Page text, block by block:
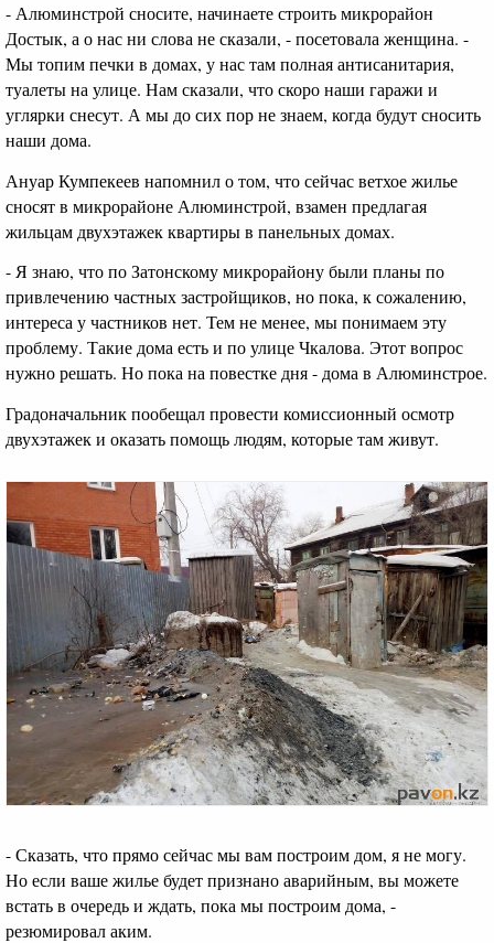
- Алюминстрой сносите, начинаете строить микрорайон
Достык, а о нас ни слова не сказали, - посетовала женщина. -
Мы топим печки в домах, у нас там полная антисанитария,
туалеты на улице. Нам сказали, что скоро наши гаражи и
углярки снесут. А мы до сих пор не знаем, когда будут сносить
наши дома.
Ануар Кумпекеев напомнил о том, что сейчас ветхое жилье
сносят в микрорайоне Алюминстрой, взамен предлагая
жильцам двухэтажек квартиры в панельных домах.
- Я знаю, что по Затонскому микрорайону были планы по
привлечению частных застройщиков, но пока, к сожалению,
интереса у частников нет. Тем не менее, мы понимаем эту
проблему. Такие дома есть и по улице Чкалова. Этот вопрос
нужно решать. Но пока на повестке дня - дома в Алюминстрое.
Градоначальник пообещал провести комиссионный осмотр
двухэтажек и оказать помощь людям, которые там живут.
- Сказать, что прямо сейчас мы вам построим дом, я не могу.
Но если ваше жилье будет признано аварийным, вы можете
встать в очередь и ждать, пока мы построим дома, -
резюмировал аким.